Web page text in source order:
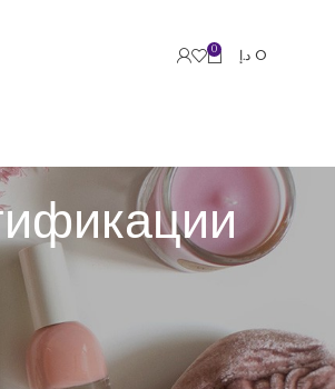
0 0 د.إ
защищенность